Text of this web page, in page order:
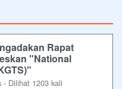
Rapat
"National
Dilihat 1203 kali